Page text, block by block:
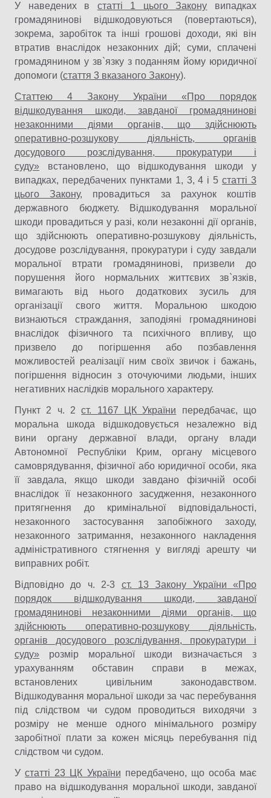
У наведених в статті 1 цього Закону випадках
громадянинові відшкодовуються (повертаються),
зокрема, заробіток та інші грошові доходи, які він
втратив внаслідок незаконних дій; суми, сплачені
громадянином у зв`язку з поданням йому юридичної
допомоги (стаття 3 вказаного Закону).
Статтею 4 Закону України «Про порядок
відшкодування шкоди, завданої громадянинові
незаконними діями органів, що здійснюють
оперативно-розшукову діяльність, органів
досудового розслідування, прокуратури і
суду» встановлено, що відшкодування шкоди у
випадках, передбачених пунктами 1, 3, 4 і 5статті 3
цього Закону, провадиться за рахунок коштів
державного бюджету. Відшкодування моральної
шкоди провадиться у разі, коли незаконні дії органів,
що здійснюють оперативно-розшукову діяльність,
досудове розслідування, прокуратури і суду завдали
моральної втрати громадянинові, призвели до
порушення його нормальних життєвих зв`язків,
вимагають від нього додаткових зусиль для
організації свого життя. Моральною шкодою
визнаються страждання, заподіяні громадянинові
внаслідок фізичного та психічного впливу, що
призвело до погіршення або позбавлення
можливостей реалізації ним своїх звичок і бажань,
погіршення відносин з оточуючими людьми, інших
негативних наслідків морального характеру.
Пункт 2 ч. 2ст. 1167 ЦК України передбачає, що
моральна шкода відшкодовується незалежно від
вини органу державної влади, органу влади
Автономної Республіки Крим, органу місцевого
самоврядування, фізичної або юридичної особи, яка
її завдала, якщо шкоди завдано фізичній особі
внаслідок її незаконного засудження, незаконного
притягнення до кримінальної відповідальності,
незаконного застосування запобіжного заходу,
незаконного затримання, незаконного накладення
адміністративного стягнення у вигляді арешту чи
виправних робіт.
Відповідно до ч. 2-3 ст. 13 Закону України «Про
порядок відшкодування шкоди, завданої
громадянинові незаконними діями органів, що
здійснюють оперативно-розшукову діяльність,
органів досудового розслідування, прокуратури і
суду» розмір моральної шкоди визначається з
урахуванням обставин справи в межах,
встановлених цивільним законодавством.
Відшкодування моральної шкоди за час перебування
під слідством чи судом проводиться виходячи з
розміру не менше одного мінімального розміру
заробітної плати за кожен місяць перебування під
слідством чи судом.
Устатті 23 ЦК України передбачено, що особа має
право на відшкодування моральної шкоди, завданої